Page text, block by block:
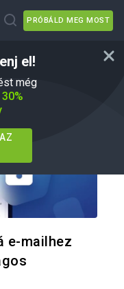
PRÓBÁLD MEG MOST
el!
még
30%
e-mailhez